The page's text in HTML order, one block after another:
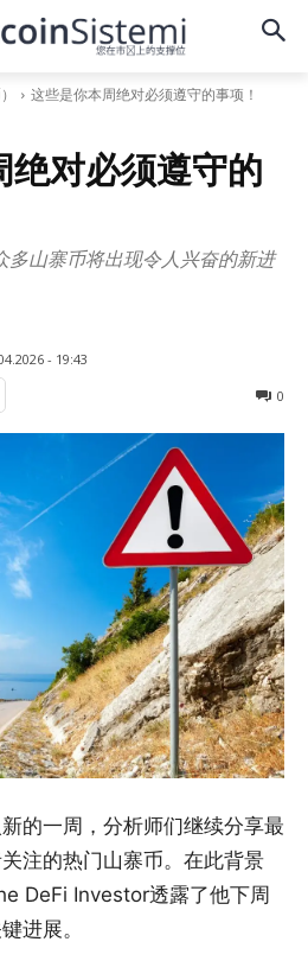
这些是你本周绝对必须遵守的事项！
绝对必须遵守的
多山寨币将出现令人兴奋的新进
- 19:43
0
的一周，分析师们继续分享最
注的热门山寨币。在此背景
DeFi Investor透露了他下周
进展。